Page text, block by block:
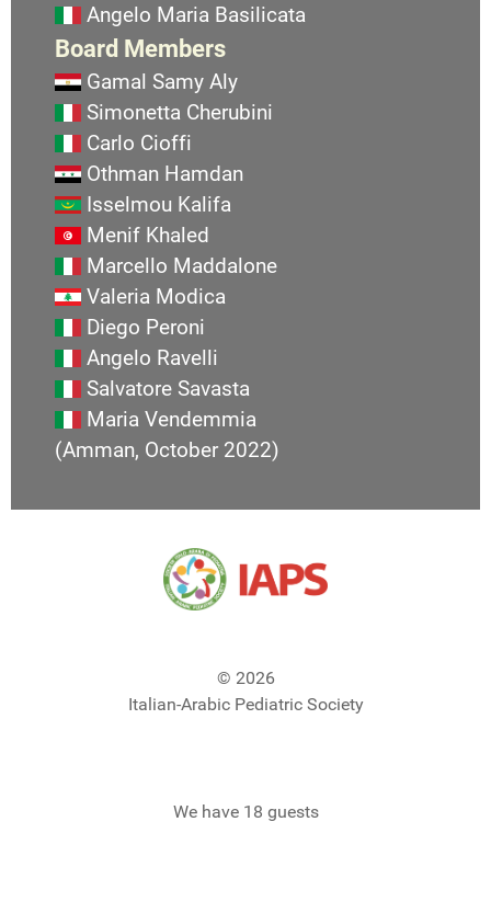
Angelo Maria Basilicata
Board Members
Gamal Samy Aly
Simonetta Cherubini
Carlo Cioffi
Othman Hamdan
Isselmou Kalifa
Menif Khaled
Marcello Maddalone
Valeria Modica
Diego Peroni
Angelo Ravelli
Salvatore Savasta
Maria Vendemmia
(Amman, October 2022)
© 2026
Italian-Arabic Pediatric Society
We have 18 guests